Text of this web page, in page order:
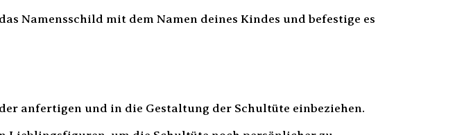
Namensschild mit dem Namen deines Kindes und befestige es
anfertigen und in die Gestaltung der Schultüte einbeziehen.